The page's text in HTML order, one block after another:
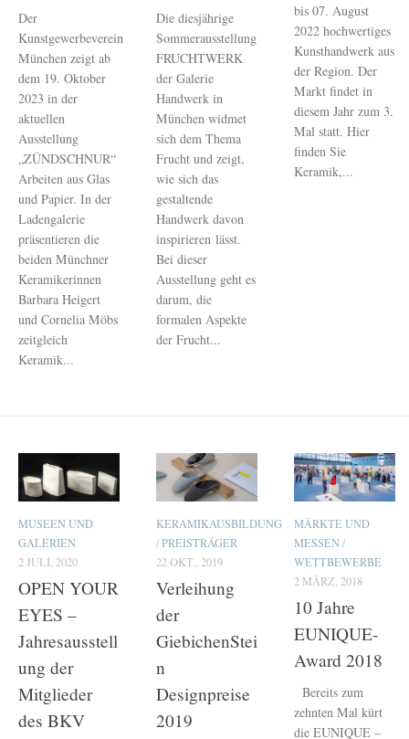
Der
Kunstgewerbeverein
München zeigt ab
dem 19. Oktober
2023 in der
aktuellen
Ausstellung
„ZÜNDSCHNUR“
Arbeiten aus Glas
und Papier. In der
Ladengalerie
präsentieren die
beiden Münchner
Keramikerinnen
Barbara Heigert
und Cornelia Möbs
zeitgleich
Keramik...
Die diesjährige
Sommerausstellung
FRUCHTWERK
der Galerie
Handwerk in
München widmet
sich dem Thema
Frucht und zeigt,
wie sich das
gestaltende
Handwerk davon
inspirieren lässt.
Bei dieser
Ausstellung geht es
darum, die
formalen Aspekte
der Frucht...
bis 07. August
2022 hochwertiges
Kunsthandwerk aus
der Region. Der
Markt findet in
diesem Jahr zum 3.
Mal statt. Hier
finden Sie
Keramik,...
MUSEEN UND
GALERIEN
2 JULI, 2020
OPEN YOUR
EYES –
Jahresausstell
ung der
Mitglieder
des BKV
KERAMIKAUSBILDUNG
/PREISTRÄGER
22 OKT., 2019
Verleihung
der
GiebichenStei
n
Designpreise
2019
MÄRKTE UND
MESSEN/
WETTBEWERBE
2 MÄRZ, 2018
10 Jahre
EUNIQUE-
Award 2018
Bereits zum
zehnten Mal kürt
die EUNIQUE –